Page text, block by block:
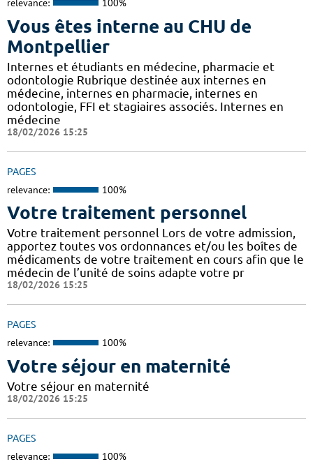
relevance: 100%
Vous êtes interne au CHU de
Montpellier
Internes et étudiants en médecine, pharmacie et
odontologie Rubrique destinée aux internes en
médecine, internes en pharmacie, internes en
odontologie, FFI et stagiaires associés. Internes en
médecine
18/02/2026 15:25
PAGES
relevance: 100%
Votre traitement personnel
Votre traitement personnel Lors de votre admission,
apportez toutes vos ordonnances et/ou les boîtes de
médicaments de votre traitement en cours afin que le
médecin de l’unité de soins adapte votre pr
18/02/2026 15:25
PAGES
relevance: 100%
Votre séjour en maternité
Votre séjour en maternité
18/02/2026 15:25
PAGES
relevance: 100%